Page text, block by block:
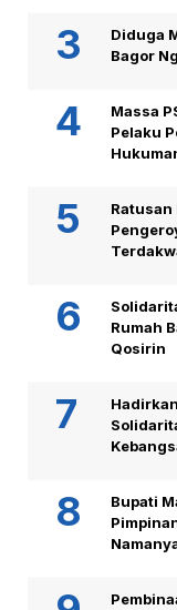
Diduga
Bagor
Massa
Pelaku
Ratusan
Rumah
Qosirin
Bupati